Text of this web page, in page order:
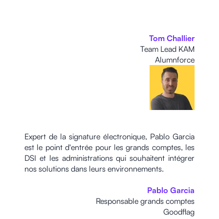
Tom Challier
Team Lead KAM
Alumnforce
Expert de la signature électronique, Pablo Garcia
est le point d'entrée pour les grands comptes, les
DSI et les administrations qui souhaitent intégrer
nos solutions dans leurs environnements.
Pablo Garcia
Responsable grands comptes
Goodflag